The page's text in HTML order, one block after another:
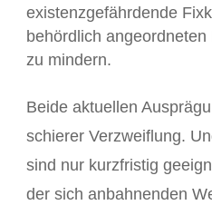
existenzgefährdende
behördlich
zu mindern.
Beide aktuellen
schierer Verzweiflung.
sind nur kurzfristig
der sich anbahnenden